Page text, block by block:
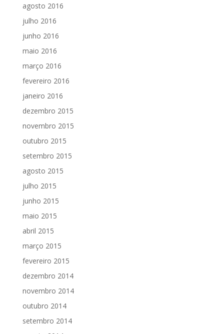
agosto 2016
julho 2016
junho 2016
maio 2016
março 2016
fevereiro 2016
janeiro 2016
dezembro 2015
novembro 2015
outubro 2015
setembro 2015
agosto 2015
julho 2015
junho 2015
maio 2015
abril 2015
março 2015
fevereiro 2015
dezembro 2014
novembro 2014
outubro 2014
setembro 2014